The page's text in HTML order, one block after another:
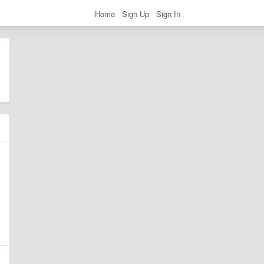
Home Sign Up Sign In